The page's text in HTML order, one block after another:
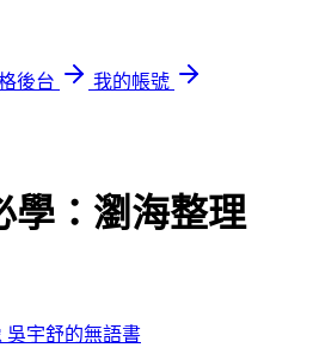
後台
我的帳號
學：瀏海整理
吳宇舒的無語書